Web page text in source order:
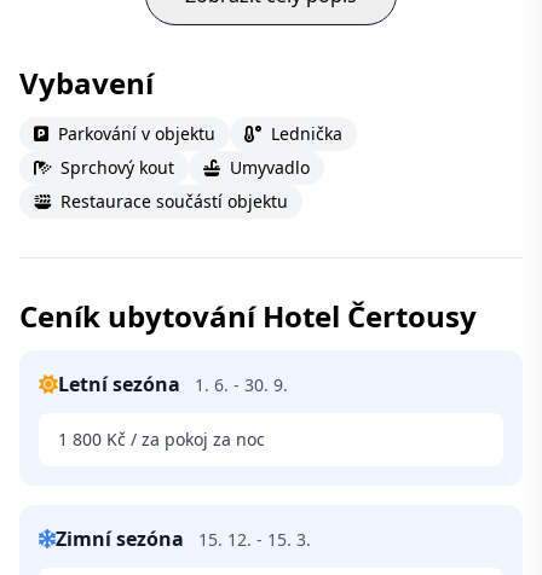
Vybavení
Parkování v objektu
Lednička
Sprchový kout
Umyvadlo
Restaurace součástí objektu
Ceník ubytování Hotel Čertousy
Letní sezóna 1. 6. - 30. 9.
1 800 Kč / za pokoj za noc
Zimní sezóna 15. 12. - 15. 3.